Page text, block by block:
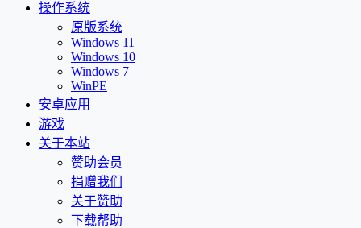
操作系统
原版系统
Windows 11
Windows 10
Windows 7
WinPE
安卓应用
游戏
关于本站
赞助会员
捐赠我们
关于赞助
下载帮助